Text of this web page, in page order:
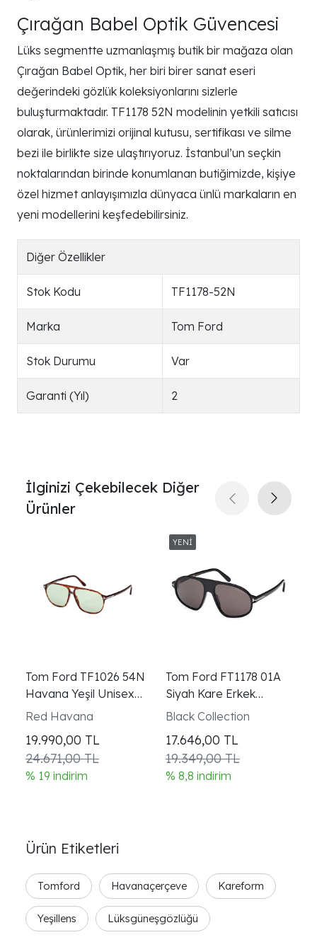
Çırağan Babel Optik Güvencesi
Lüks segmentte uzmanlaşmış butik bir mağaza olan
Çırağan Babel Optik, her biri birer sanat eseri
değerindeki gözlük koleksiyonlarını sizlerle
buluşturmaktadır. TF1178 52N modelinin yetkili satıcısı
olarak, ürünlerimizi orijinal kutusu, sertifikası ve silme
bezi ile birlikte size ulaştırıyoruz. İstanbul’un seçkin
noktalarından birinde konumlanan butiğimizde, kişiye
özel hizmet anlayışımızla dünyaca ünlü markaların en
yeni modellerini keşfedebilirsiniz.
Diğer Özellikler
Stok Kodu TF1178-52N
Marka Tom Ford
Stok Durumu Var
Garanti (Yıl) 2
İlginizi Çekebilecek Diğer
Ürünler
Tom Ford TF1026 54N
Havana Yeşil Unisex
Güneş Gözlüğü
Red Havana
19.990,00 TL
24.671,00 TL
% 19 indirim
Tom Ford FT1178 01A
Siyah Kare Erkek
Güneş Gözlüğü
Black Collection
17.646,00 TL
19.349,00 TL
% 8,8 indirim
Ürün Etiketleri
Tomford Havanaçerçeve Kareform
Yeşillens Lüksgüneşgözlüğü